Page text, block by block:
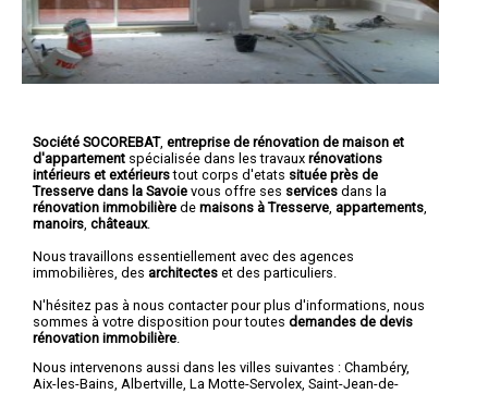
Société SOCOREBAT, entreprise de rénovation de maison et
d'appartement spécialisée dans les travaux rénovations
intérieurs et extérieurstout corps d'etats située près de
Tresserve dans la Savoie vous offre ses services dans la
rénovation immobilière de maisons à Tresserve appartements
manoirs châteaux.
Nous travaillons essentiellement avec des agences
immobilières, des architectes et des particuliers.
N'hésitez pas à nous contacter pour plus d'informations, nous
sommes à votre disposition pour toutes demandes de devis
rénovation immobilière
Nous intervenons aussi dans les villes suivantes : Chambéry,
Aix-les-Bains, Albertville, La Motte-Servolex, Saint-Jean-de-